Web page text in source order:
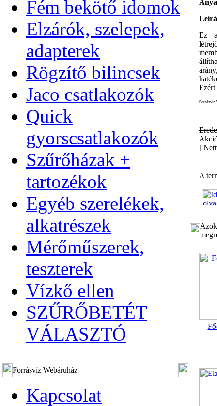
Fém bekötő idomok
Elzárók, szelepek,
adapterek
Rögzítő bilincsek
Jaco csatlakozók
Quick
gyorscsatlakozók
Szűrőházak +
tartozékok
Egyéb szerelékek,
alkatrészek
Mérőműszerek,
teszterek
Vízkő ellen
SZŰRŐBETÉT
VÁLASZTÓ
Forrásvíz Webáruház
Kapcsolat
Ez
Ezért
Forrásvíz
[
A